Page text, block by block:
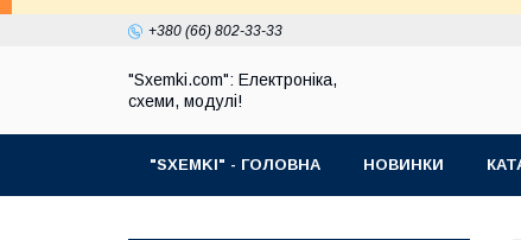
+380 (66) 802-33-33
"Sxemki.com": Електроніка,
схеми, модулі!
"SXEMKI" - ГОЛОВНА НОВИНКИ